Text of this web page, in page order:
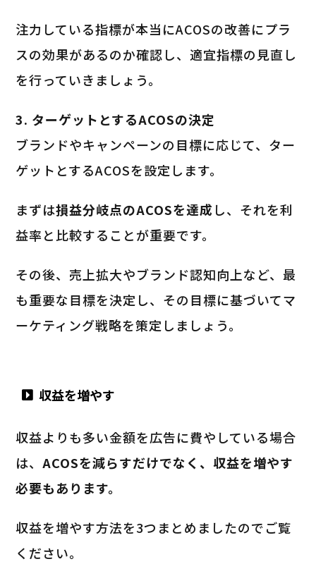
注力している指標が本当にACOSの改善にプラ
スの効果があるのか確認し、適宜指標の見直し
を行っていきましょう。
3. ターゲットとするACOSの決定
ブランドやキャンペーンの目標に応じて、ター
ゲットとするACOSを設定します。
まずは損益分岐点のACOSを達成 し、それを利
益率と比較することが重要です。
その後、売上拡大やブランド認知向上など、最
も重要な目標を決定し、その目標に基づいてマ
ーケティング戦略を策定しましょう。
収益を増やす
収益よりも多い金額を広告に費やしている場合
は、ACOSを減らすだけでなく、収益を増やす
必要もあります。
収益を増やす方法を3つまとめましたのでご覧
ください。